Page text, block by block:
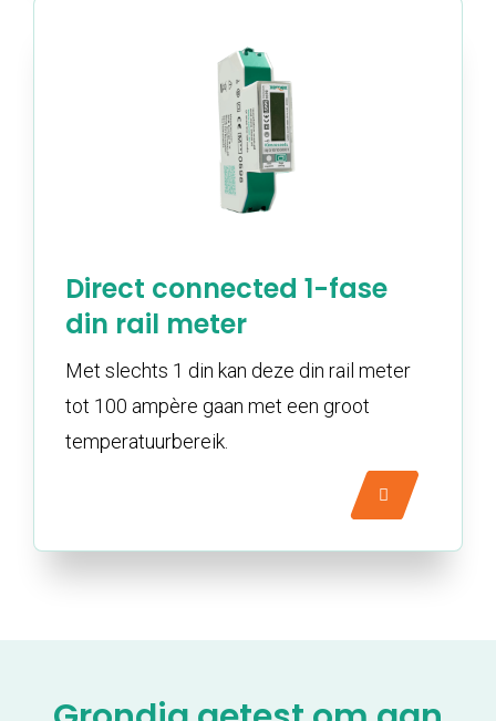
Direct connected 1-fase
din rail meter
Met slechts 1 din kan deze din rail meter
tot 100 ampère gaan met een groot
temperatuurbereik.